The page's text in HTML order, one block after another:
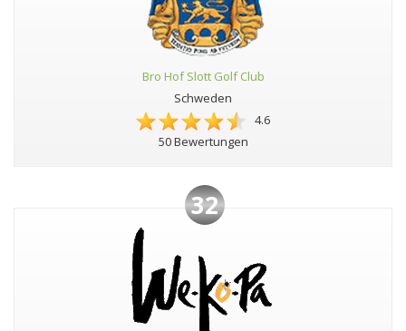
Bro Hof Slott Golf Club
Schweden
4.6
50 Bewertungen
32